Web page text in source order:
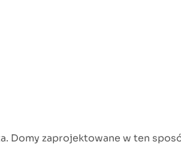
Domy zaprojektowane w ten